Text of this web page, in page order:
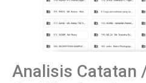
Analisis Catatan